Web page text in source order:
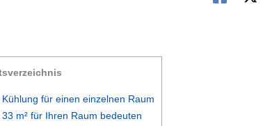
für einen einzelnen Raum
m² für Ihren Raum bedeuten